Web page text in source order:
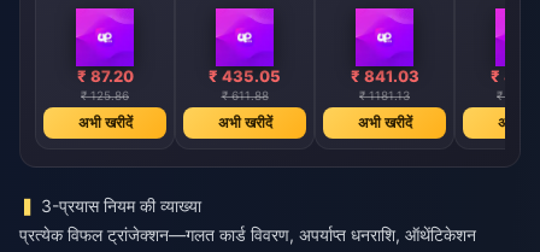
₹ 87.20
₹ 125.86
अभी खरीदें
₹ 435.05
₹ 611.88
अभी खरीदें
₹ 841.03
₹ 1181.13
अभी खरीदें
₹
₹
अभी
3-प्रयास नियम की व्याख्या
प्रत्येक विफल ट्रांजेक्शन—गलत कार्ड विवरण, अपर्याप्त धनराशि, ऑथेंटिकेशन